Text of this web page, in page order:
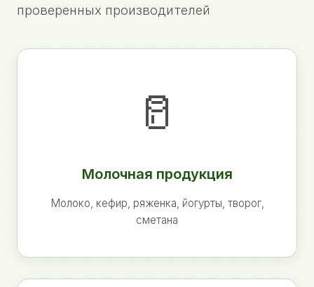
проверенных производителей
🥛
Молочная продукция
Молоко, кефир, ряженка, йогурты, творог,
сметана